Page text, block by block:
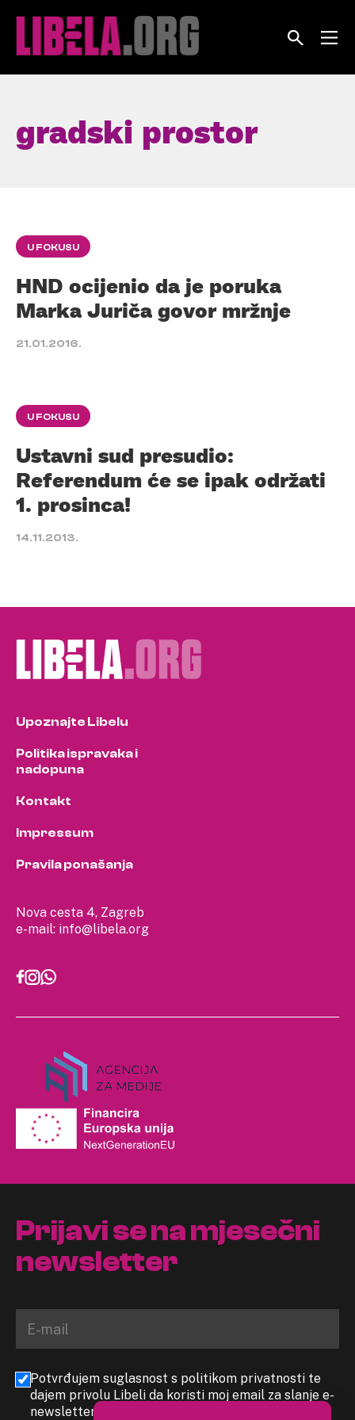
gradski prostor
U FOKUSU
HND ocijenio da je poruka
Marka Juriča govor mržnje
21.01.2016.
U FOKUSU
Ustavni sud presudio:
Referendum će se ipak održati
1. prosinca!
14.11.2013.
Nova cesta 4, Zagreb
e-mail: info@libela.org
Upoznajte Libelu
Politika ispravaka i
nadopuna
Kontakt
Impressum
Pravila ponašanja
Prijavi se na mjesečni
newsletter
Potvrđujem suglasnost s politikom privatnosti te
dajem privolu Libeli da koristi moj email za slanje e-
newslettera